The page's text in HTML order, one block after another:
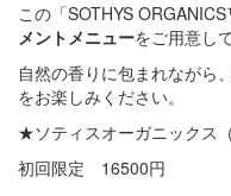
この「SOTHYS
メントメニューをご用意し
自然の香りに包まれながら
をお楽しみください。
★ソティスオーガニックス
初回限定 16500円